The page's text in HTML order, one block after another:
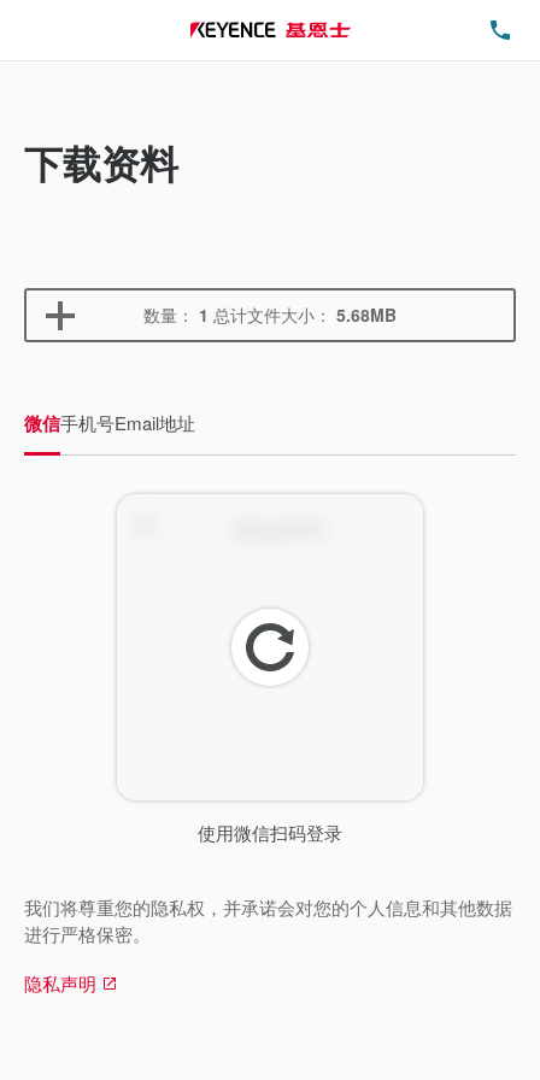
下载资料
数量： 1 总计文件大小： 5.68MB
微信手机号Email地址
使用微信扫码登录
刷
新
我们将尊重您的隐私权，并承诺会对您的个人信息和其他数据
进行严格保密。
隐私声明